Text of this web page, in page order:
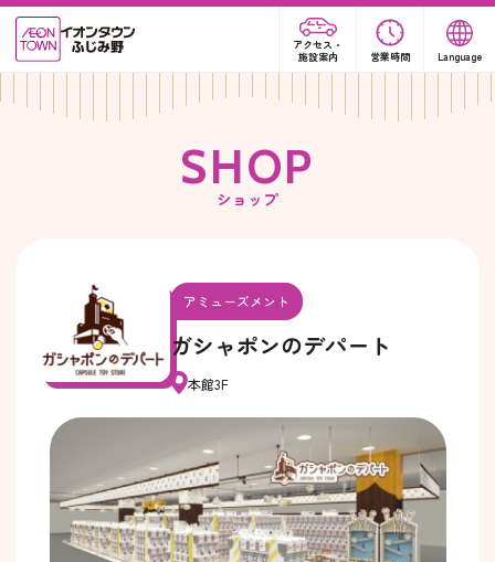
アクセス・
施設案内
営業時間 Language
SHOP
ショップ
アミューズメント
ガシャポンのデパート
本館3F